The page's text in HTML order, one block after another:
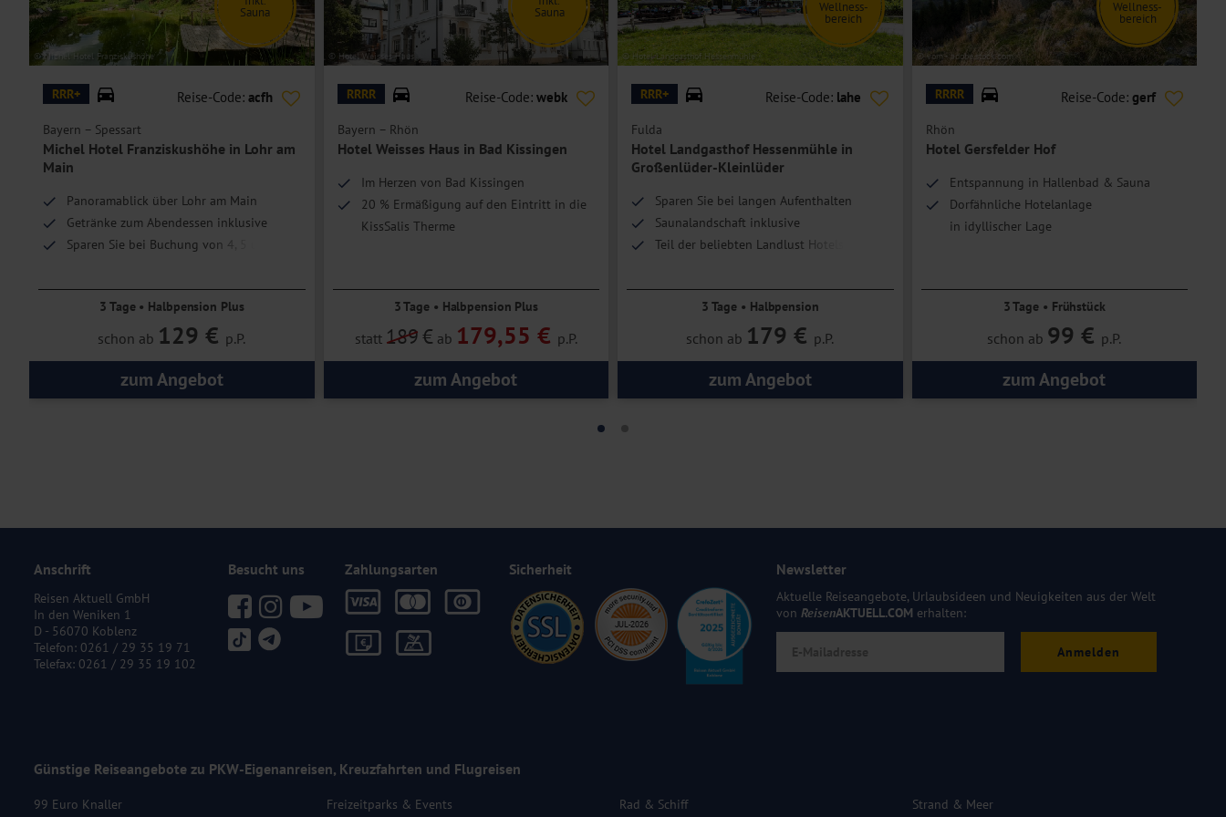
© Michel Hotel Franziskushöhe
Sauna
RRR+ Reise-Code: acfh
Bayern – Spessart
Michel Hotel Franziskushöhe in Lohr am
Main
Panoramablick über Lohr am Main
Getränke zum Abendessen inklusive
Sparen Sie bei Buchung von 4, 5 und 7
3 Tage • Halbpension Plus
schon ab 129 € p.P.
zum Angebot
© Hotel Weisses Haus
Sauna
RRRR Reise-Code: webk
Bayern – Rhön
Hotel Weisses Haus in Bad Kissingen
Im Herzen von Bad Kissingen
20 % Ermäßigung auf den Eintritt in die
KissSalis Therme
3 Tage • Halbpension Plus
statt 189€ ab 179,55 € p.P.
zum Angebot
© Hotel Landgasthof Hessenmühle
Wellness-
bereich
RRR+ Reise-Code: lahe
Fulda
Hotel Landgasthof Hessenmühle in
Großenlüder-Kleinlüder
Sparen Sie bei langen Aufenthalten
Saunalandschaft inklusive
Teil der beliebten Landlust Hotels
3 Tage • Halbpension
schon ab 179 € p.P.
zum Angebot
© vom - adobe.stock.com
Wellness-
bereich
RRRR Reise-Code: gerf
Rhön
Hotel Gersfelder Hof
Entspannung in Hallenbad & Sauna
Dorfähnliche Hotelanlage
in idyllischer Lage
3 Tage • Frühstück
schon ab 99 € p.P.
zum Angebot
Anschrift
Reisen Aktuell GmbH
In den Weniken 1
D - 56070 Koblenz
Telefon: 0261 / 29 35 19 71
Telefax: 0261 / 29 35 19 102
Besucht uns Zahlungsarten Sicherheit Newsletter
Aktuelle Reiseangebote, Urlaubsideen und Neuigkeiten aus der Welt
von ReisenAKTUELL.COM erhalten:
Anmelden
Günstige Reiseangebote zu PKW-Eigenanreisen, Kreuzfahrten und Flugreisen
99 Euro Knaller
Freizeitparks & Events
Rad & Schiff
Strand & Meer